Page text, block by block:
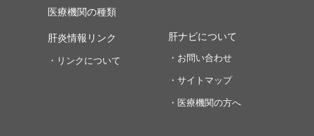
医療機関の種類
肝炎情報リンク
・リンクについて
肝ナビについて
・お問い合わせ
・サイトマップ
・医療機関の方へ